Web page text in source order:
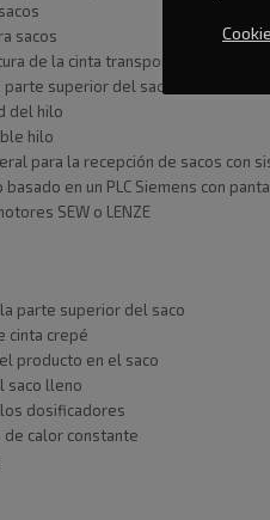
sacos
de la cinta transportadora
superior del saco
del hilo
hilo
para la recepción de sacos con
en un PLC Siemens con
SEW o LENZE
parte superior del saco
cinta crepé
producto en el saco
saco lleno
dosificadores
calor constante